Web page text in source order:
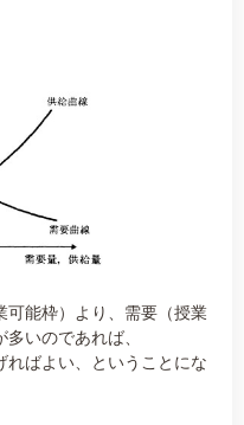
可能枠）より、需要（授業
いのであれば、
ればよい、ということにな